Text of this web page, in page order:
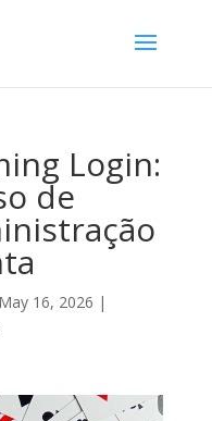
Login:
de
May 16, 2026 |